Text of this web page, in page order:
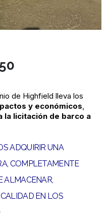
de Highfield lleva los
y económicos,
la licitación de barco a
ADQUIRIR UNA
COMPLETAMENTE
ALMACENAR,
EN LOS